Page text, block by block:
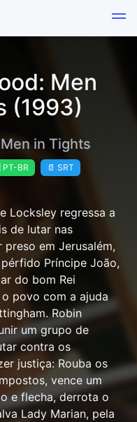
Men
(1993)
in Tights
BR 📄 SRT
Locksley regressa a
de lutar nas
preso em Jerusalém,
Príncipe João,
do bom Rei
povo com a ajuda
Robin
um grupo de
contra os
justiça: Rouba os
vence um
e flecha, derrota o
Lady Marian, pela